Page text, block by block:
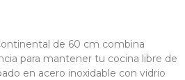
de 60 cm combina
para mantener tu cocina libre de
en acero inoxidable con vidrio